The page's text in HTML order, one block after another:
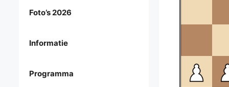
Foto’s 2026
Informatie
Programma